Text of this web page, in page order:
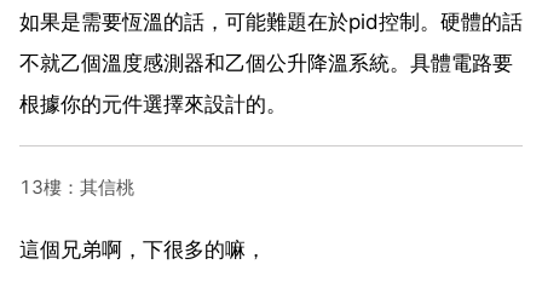
如果是需要恆溫的話，可能難題在於pid控制。硬體的話
不就乙個溫度感測器和乙個公升降溫系統。具體電路要
根據你的元件選擇來設計的。
13樓：其信桃
這個兄弟啊，下很多的嘛，